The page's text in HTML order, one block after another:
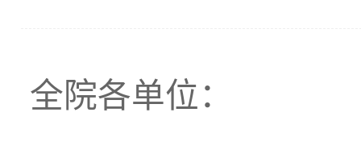
全院各单位：